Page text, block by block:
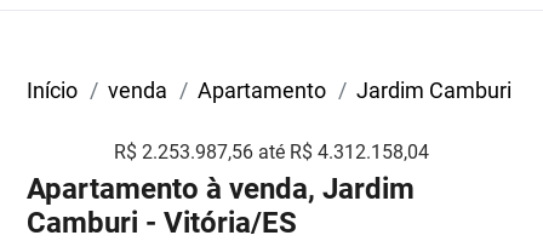
Início venda Apartamento Jardim Camburi
R$ 2.253.987,56 até R$ 4.312.158,04
Apartamento à venda, Jardim
Camburi - Vitória/ES